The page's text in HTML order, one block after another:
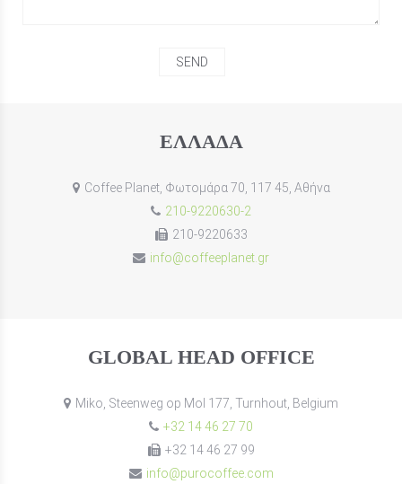
ΕΛΛΆΔΑ
Coffee Planet, Φωτομάρα 70, 117 45, Αθήνα
210-9220630-2
210-9220633
info@coffeeplanet.gr
GLOBAL HEAD OFFICE
Miko, Steenweg op Mol 177, Turnhout, Belgium
+32 14 46 27 70
+32 14 46 27 99
info@purocoffee.com